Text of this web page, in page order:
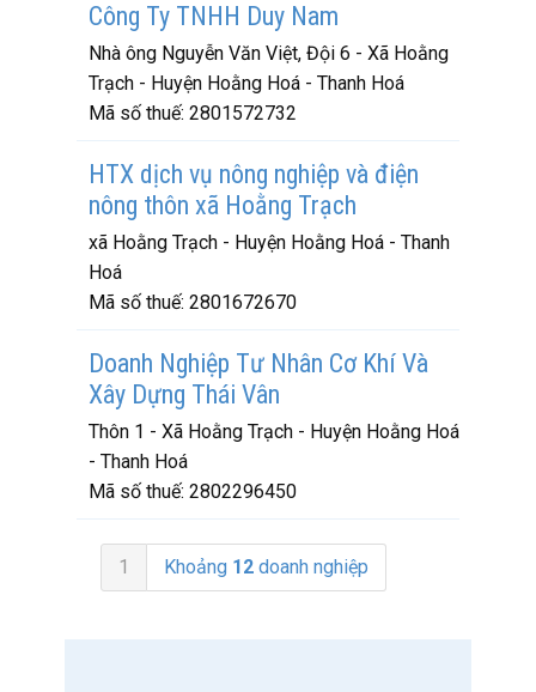
Công Ty TNHH Duy Nam
Nhà ông Nguyễn Văn Việt, Đội 6 - Xã Hoằng
Trạch - Huyện Hoằng Hoá - Thanh Hoá
Mã số thuế: 2801572732
HTX dịch vụ nông nghiệp và điện
nông thôn xã Hoằng Trạch
xã Hoằng Trạch - Huyện Hoằng Hoá - Thanh
Hoá
Mã số thuế: 2801672670
Doanh Nghiệp Tư Nhân Cơ Khí Và
Xây Dựng Thái Vân
Thôn 1 - Xã Hoằng Trạch - Huyện Hoằng Hoá
- Thanh Hoá
Mã số thuế: 2802296450
1 Khoảng 12 doanh nghiệp